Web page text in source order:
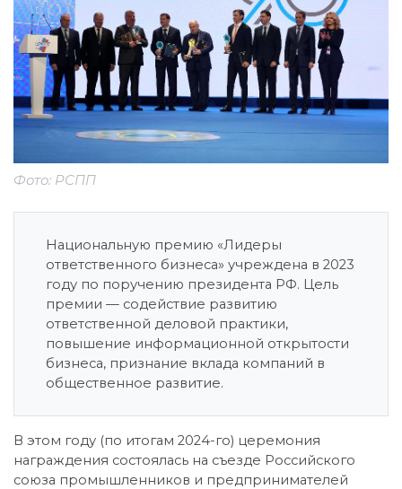
Фото: РСПП
Национальную премию «Лидеры
ответственного бизнеса» учреждена в 2023
году по поручению президента РФ. Цель
премии — содействие развитию
ответственной деловой практики,
повышение информационной открытости
бизнеса, признание вклада компаний в
общественное развитие.
В этом году (по итогам 2024-го) церемония
награждения состоялась на съезде Российского
союза промышленников и предпринимателей